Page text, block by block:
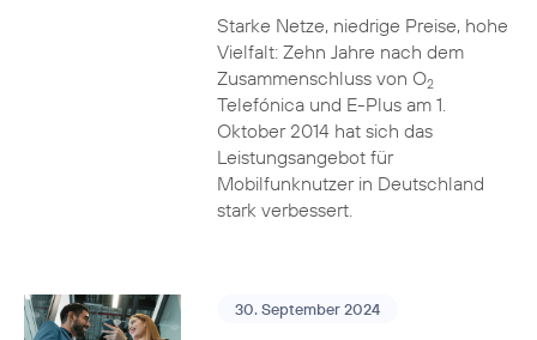
Starke Netze, niedrige Preise, hohe
Vielfalt: Zehn Jahre nach dem
Zusammenschluss von O2
Telefónica und E-Plus am 1.
Oktober 2014 hat sich das
Leistungsangebot für
Mobilfunknutzer in Deutschland
stark verbessert.
30. September 2024